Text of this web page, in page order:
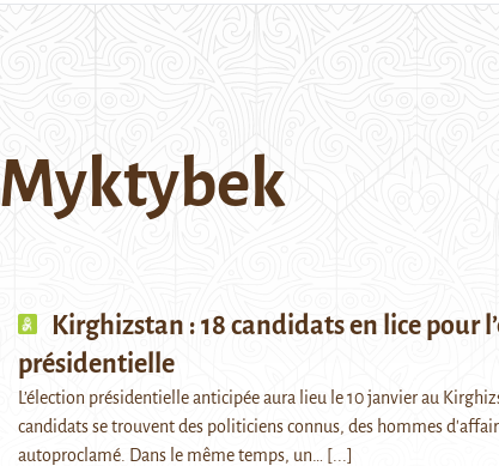
Kirghizstan : 18 candidats en lice pour
présidentielle
L’élection présidentielle anticipée aura lieu le 10 janvier au
candidats se trouvent des politiciens connus, des hommes
autoproclamé. Dans le même temps, un…
[...]